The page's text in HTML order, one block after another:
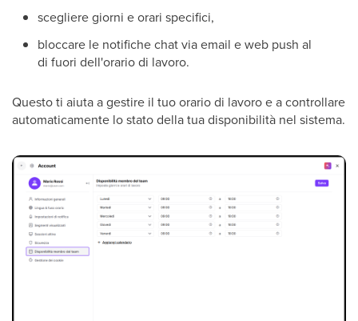
scegliere giorni e orari specifici,
bloccare le notifiche chat via email e web push al
di fuori dell'orario di lavoro.
Questo ti aiuta a gestire il tuo orario di lavoro e a controllare
automaticamente lo stato della tua disponibilità nel sistema.